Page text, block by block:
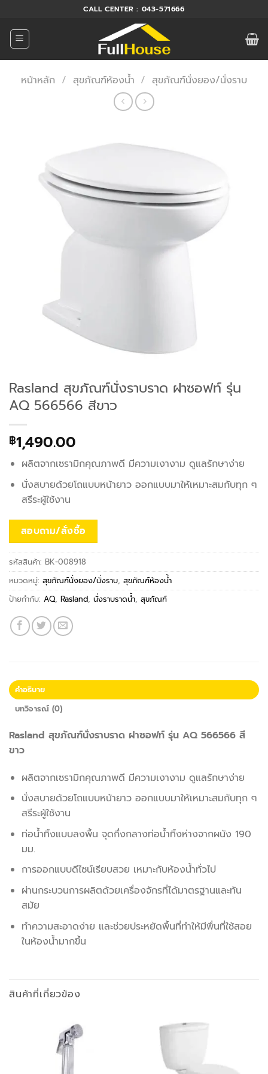
ยัง
เนื้อหา
CALL CENTER : 043-571666
หน้าหลัก / สุขภัณฑ์ห้องน้ำ / สุขภัณฑ์นั่งยอง/นั่งราบ
Rasland สุขภัณฑ์นั่งราบราด ฝาซอฟท์ รุ่น
AQ 566566 สีขาว
฿1,490.00
ผลิตจากเซรามิกคุณภาพดี มีความเงางาม ดูแลรักษาง่าย
นั่งสบายด้วยโถแบบหน้ายาว ออกแบบมาให้เหมาะสมกับทุก ๆ
สรีระผู้ใช้งาน
สอบถาม/สั่งซื้อ
รหัสสินค้า: BK-008918
หมวดหมู่: สุขภัณฑ์นั่งยอง/นั่งราบ, สุขภัณฑ์ห้องน้ำ
ป้ายกำกับ: AQ, Rasland, นั่งราบราดน้ำ, สุขภัณฑ์
คำอธิบาย
บทวิจารณ์ (0)
Rasland สุขภัณฑ์นั่งราบราด ฝาซอฟท์ รุ่น AQ 566566 สี
ขาว
ผลิตจากเซรามิกคุณภาพดี มีความเงางาม ดูแลรักษาง่าย
นั่งสบายด้วยโถแบบหน้ายาว ออกแบบมาให้เหมาะสมกับทุก ๆ
สรีระผู้ใช้งาน
ท่อน้ำทิ้งแบบลงพื้น จุดกึ่งกลางท่อน้ำทิ้งห่างจากผนัง 190
มม.
การออกแบบดีไซน์เรียบสวย เหมาะกับห้องน้ำทั่วไป
ผ่านกระบวนการผลิตด้วยเครื่องจักรที่ได้มาตรฐานและทัน
สมัย
ทำความสะอาดง่าย และช่วยประหยัดพื้นที่ทำให้มีพื่นที่ใช้สอย
ในห้องน้ำมากขึ้น
สินค้าที่เกี่ยวข้อง